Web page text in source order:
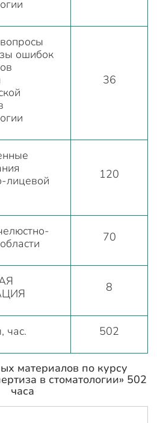
ошибок
36
лицевой
120
70
8
час. 502
материалов по курсу
в стоматологии» 502
часа